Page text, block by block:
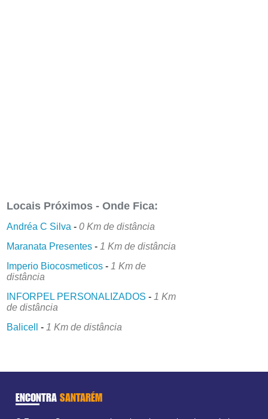
Locais Próximos - Onde Fica:
Andréa C Silva -0 Km de distância
Maranata Presentes - 1 Km de distância
Imperio Biocosmeticos - 1 Km de
distância
INFORPEL PERSONALIZADOS - 1 Km
de distância
Balicell
- 1 Km de distância
ENCONTRA SANTARÉM